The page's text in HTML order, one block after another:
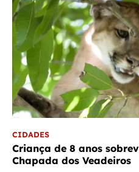
CIDADES
Criança de 8 anos
Chapada dos Veadeiros